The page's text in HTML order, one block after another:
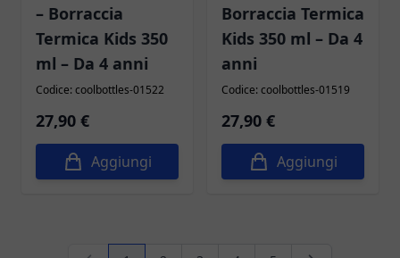
– Borraccia
Termica Kids 350
ml – Da 4 anni
Codice: coolbottles-01522
27,90 €
Aggiungi
Borraccia Termica
Kids 350 ml – Da 4
anni
Codice: coolbottles-01519
27,90 €
Aggiungi